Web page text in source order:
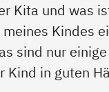
Kita und was
Kindes
sind nur
Kind in guten